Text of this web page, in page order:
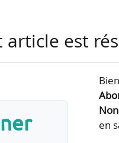
Jusqu’à cette
5-2 du code de la route
article est
en